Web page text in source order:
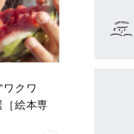
クワ
［絵本専